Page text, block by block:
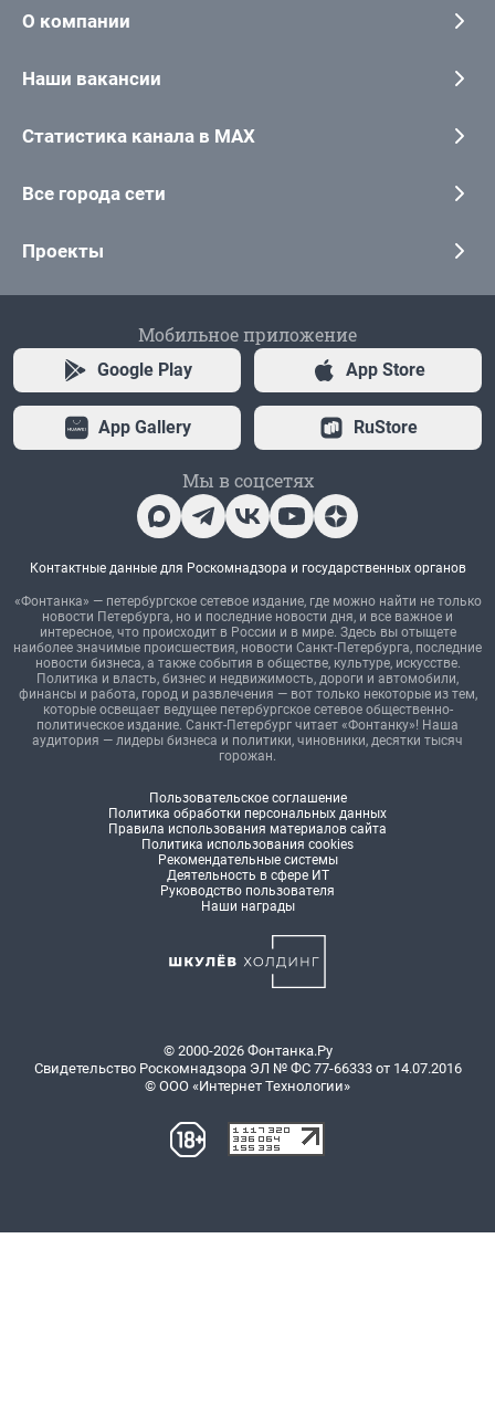
О компании
Наши вакансии
Статистика канала в MAX
Все города сети
Проекты
Мобильное приложение
Google Play App Store
App Gallery RuStore
Мы в соцсетях
Контактные данные для Роскомнадзора и государственных органов
«Фонтанка» — петербургское сетевое издание, где можно найти не только
новости Петербурга, но и последние новости дня, и все важное и
интересное, что происходит в России и в мире. Здесь вы отыщете
наиболее значимые происшествия, новости Санкт-Петербурга, последние
новости бизнеса, а также события в обществе, культуре, искусстве.
Политика и власть, бизнес и недвижимость, дороги и автомобили,
финансы и работа, город и развлечения — вот только некоторые из тем,
которые освещает ведущее петербургское сетевое общественно-
политическое издание. Санкт-Петербург читает «Фонтанку»! Наша
аудитория — лидеры бизнеса и политики, чиновники, десятки тысяч
горожан.
Пользовательское соглашение
Политика обработки персональных данных
Правила использования материалов сайта
Политика использования cookies
Рекомендательные системы
Деятельность в сфере ИТ
Руководство пользователя
Наши награды
© 2000-2026 Фонтанка.Ру
Свидетельство Роскомнадзора ЭЛ № ФС 77-66333 от 14.07.2016
© ООО «Интернет Технологии»